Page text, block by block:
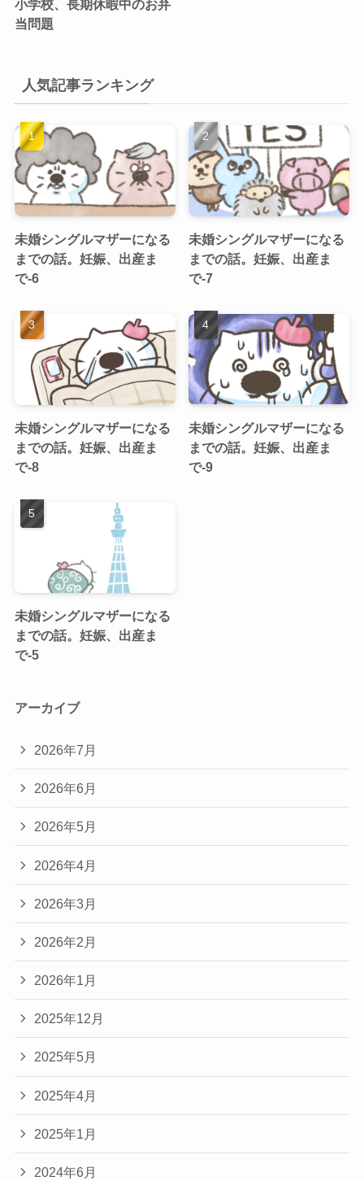
小学校、長期休暇中のお弁
当問題
人気記事ランキング
未婚シングルマザーになる
までの話。妊娠、出産ま
で-6
未婚シングルマザーになる
までの話。妊娠、出産ま
で-7
未婚シングルマザーになる
までの話。妊娠、出産ま
で-8
未婚シングルマザーになる
までの話。妊娠、出産ま
で-9
未婚シングルマザーになる
までの話。妊娠、出産ま
で-5
アーカイブ
2026年7月
2026年6月
2026年5月
2026年4月
2026年3月
2026年2月
2026年1月
2025年12月
2025年5月
2025年4月
2025年1月
2024年6月